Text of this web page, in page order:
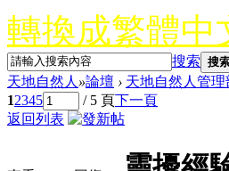
轉換成繁體中
搜索 搜
天地自然人 »論壇 › 天地自然人管理
12345 / 5 頁下一頁
返回列表